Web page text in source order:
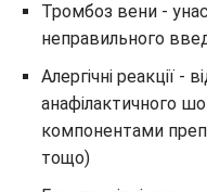
Тромбоз вени -
неправильного
Алергічні реакції -
анафілактичного
компонентами
тощо)